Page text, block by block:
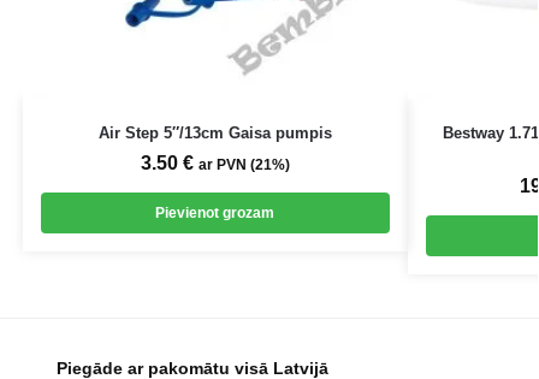
Air Step 5″/13cm Gaisa pumpis
3.50 € ar PVN (21%)
Pievienot grozam
Bestway
Piegāde ar pakomātu visā Latvijā